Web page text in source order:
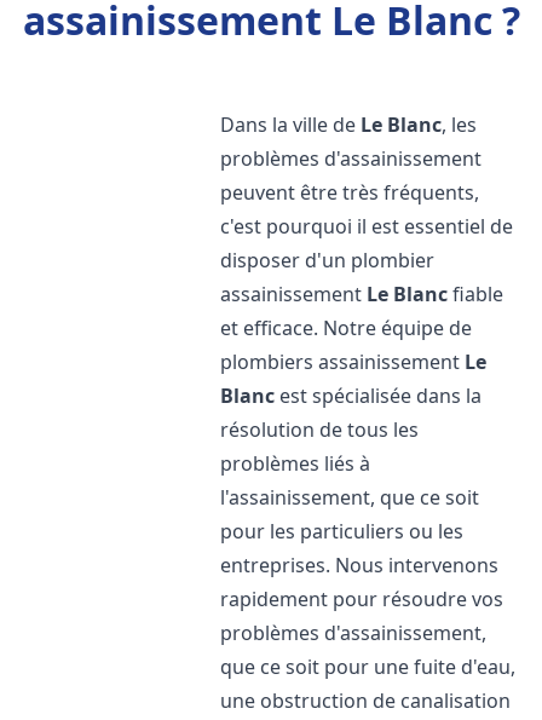
assainissement Le Blanc ?
Dans la ville de Le Blanc, les
problèmes d'assainissement
peuvent être très fréquents,
c'est pourquoi il est essentiel de
disposer d'un plombier
assainissement Le Blancfiable
et efficace. Notre équipe de
plombiers assainissement Le
Blanc est spécialisée dans la
résolution de tous les
problèmes liés à
l'assainissement, que ce soit
pour les particuliers ou les
entreprises. Nous intervenons
rapidement pour résoudre vos
problèmes d'assainissement,
que ce soit pour une fuite d'eau,
une obstruction de canalisation